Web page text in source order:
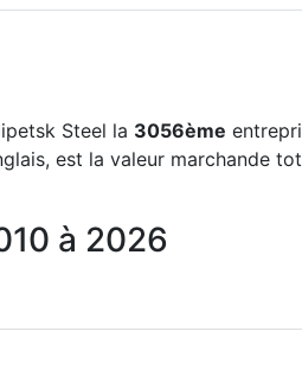
Steel la 3056ème
est la valeur marchande
à 2026